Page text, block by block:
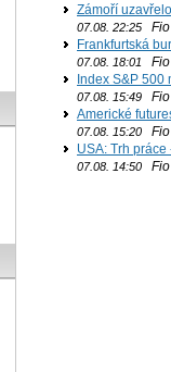
Zámoří
07.08. 22:25 Fio
Frankfurtská
07.08. 18:01
Fio
Index S&P 500
07.08. 15:49 Fio
Americké
07.08. 15:20 Fio
USA: Trh
07.08. 14:50 Fio